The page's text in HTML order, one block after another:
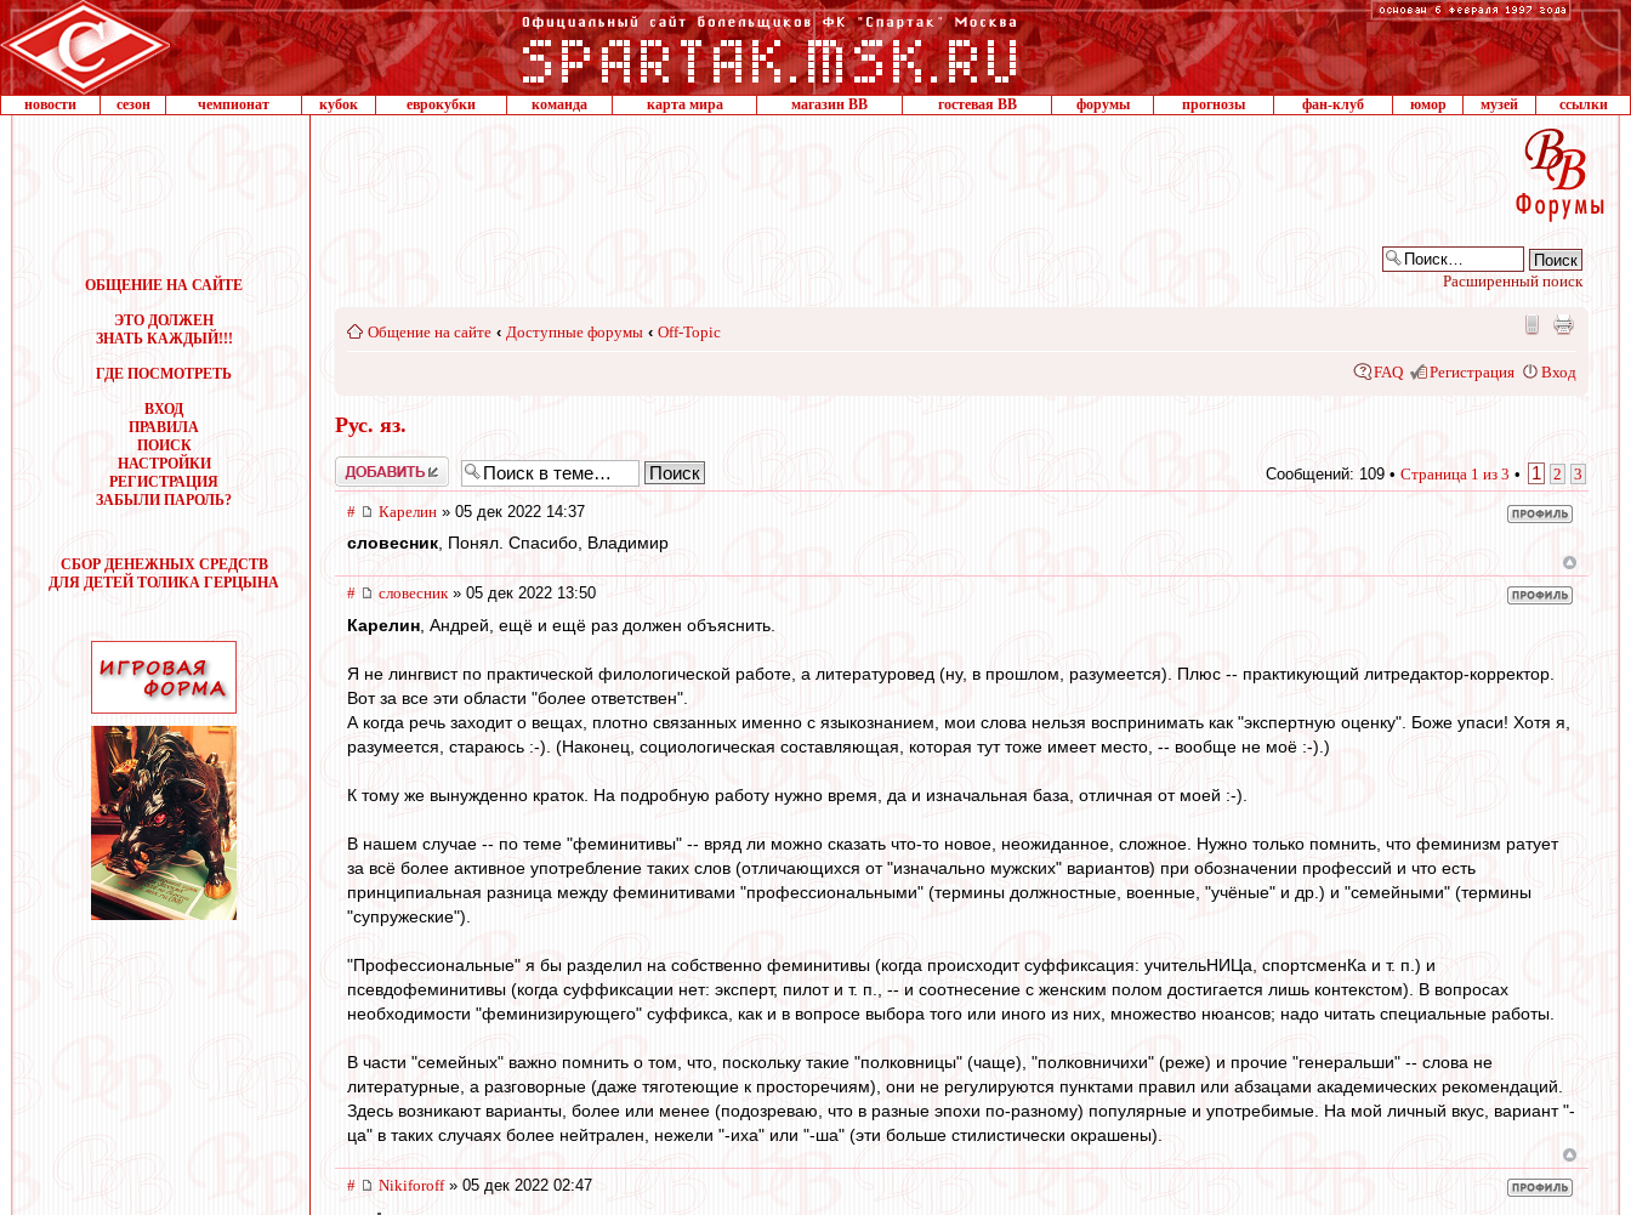
новости сезон чемпионат кубок еврокубки команда карта мира магазин ВВ гостевая ВВ форумы прогнозы фан-клуб юмор музей ссылки
ОБЩЕНИЕ НА САЙТЕ
ЭТО ДОЛЖЕН
ЗНАТЬ КАЖДЫЙ!!!
ГДЕ ПОСМОТРЕТЬ
ВХОД
ПРАВИЛА
ПОИСК
НАСТРОЙКИ
РЕГИСТРАЦИЯ
ЗАБЫЛИ ПАРОЛЬ?
СБОР ДЕНЕЖНЫХ СРЕДСТВ
ДЛЯ ДЕТЕЙ ТОЛИКА ГЕРЦЫНА
Расширенный поиск
Общение на сайте ‹ Доступные форумы ‹ Off-Topic
FAQ Регистрация Вход
Рус. яз.
Добавить Сообщений: 109 • Страница 1 из 3 • 1 2 3
# Карелин » 05 дек 2022 14:37
словесник, Понял. Спасибо, Владимир
# словесник» 05 дек 2022 13:50
Карелин , Андрей, ещё и ещё раз должен объяснить.
Я не лингвист по практической филологической работе, а литературовед (ну, в прошлом, разумеется). Плюс -- практикующий литредактор-корректор.
Вот за все эти области "более ответствен".
А когда речь заходит о вещах, плотно связанных именно с языкознанием, мои слова нельзя воспринимать как "экспертную оценку". Боже упаси! Хотя я,
разумеется, стараюсь :-). (Наконец, социологическая составляющая, которая тут тоже имеет место, -- вообще не моё :-).)
К тому же вынужденно краток. На подробную работу нужно время, да и изначальная база, отличная от моей :-).
В нашем случае -- по теме "феминитивы" -- вряд ли можно сказать что-то новое, неожиданное, сложное. Нужно только помнить, что феминизм ратует
за всё более активное употребление таких слов (отличающихся от "изначально мужских" вариантов) при обозначении профессий и что есть
принципиальная разница между феминитивами "профессиональными" (термины должностные, военные, "учёные" и др.) и "семейными" (термины
"супружеские").
"Профессиональные" я бы разделил на собственно феминитивы (когда происходит суффиксация: учительНИЦа, спортсменКа и т. п.) и
псевдофеминитивы (когда суффиксации нет: эксперт, пилот и т. п., -- и соотнесение с женским полом достигается лишь контекстом). В вопросах
необходимости "феминизирующего" суффикса, как и в вопросе выбора того или иного из них, множество нюансов; надо читать специальные работы.
В части "семейных" важно помнить о том, что, поскольку такие "полковницы" (чаще), "полковничихи" (реже) и прочие "генеральши" -- слова не
литературные, а разговорные (даже тяготеющие к просторечиям), они не регулируются пунктами правил или абзацами академических рекомендаций.
Здесь возникают варианты, более или менее (подозреваю, что в разные эпохи по-разному) популярные и употребимые. На мой личный вкус, вариант "-
ца" в таких случаях более нейтрален, нежели "-иха" или "-ша" (эти больше стилистически окрашены).
# Nikiforoff» 05 дек 2022 02:47